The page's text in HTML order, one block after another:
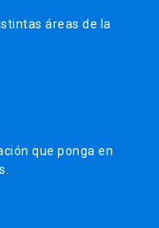
áreas de la
que ponga en